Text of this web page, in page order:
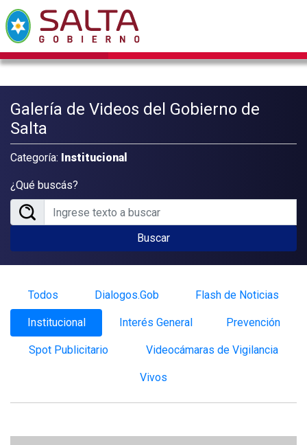
Galería de Videos del Gobierno de
Salta
Categoría: Institucional
¿Qué buscás?
Buscar
Todos Dialogos.Gob Flash de Noticias
Institucional Interés General Prevención
Spot Publicitario Videocámaras de Vigilancia
Vivos